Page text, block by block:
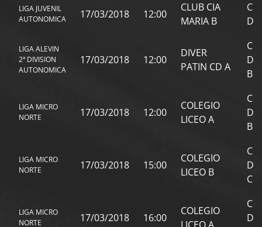
LIGA JUVENIL
AUTONOMICA
17/03/2018 12:00
CLUB CIA
MARIA B
LIGA ALEVIN
2ª DIVISION
AUTONOMICA
17/03/2018 12:00
DIVER
PATIN CD A
B
LIGA MICRO
NORTE
17/03/2018 12:00
COLEGIO
LICEO A
B
LIGA MICRO
NORTE
17/03/2018 15:00
COLEGIO
LICEO B
C
LIGA MICRO
NORTE
17/03/2018 16:00
COLEGIO